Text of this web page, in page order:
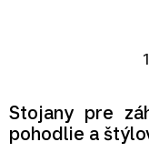
Stojany pre
pohodlie a